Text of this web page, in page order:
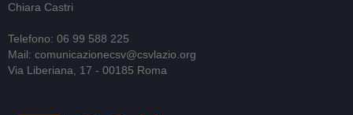
Chiara Castri
Telefono: 06 99 588 225
Mail: comunicazionecsv@csvlazio.org
Via Liberiana, 17 - 00185 Roma